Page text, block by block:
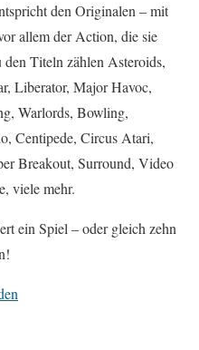
den Originalen – mit
allem der Action, die sie
den Titeln zählen Asteroids,
Liberator, Major Havoc,
Warlords, Bowling,
Centipede, Circus Atari,
Breakout, Surround, Video
viele mehr.
ein Spiel – oder gleich zehn